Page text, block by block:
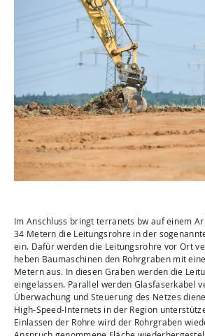
Im Anschluss bringt terranets bw auf einem
34 Metern die Leitungsrohre in der
ein. Dafür werden die Leitungsrohre vor Ort
heben Baumaschinen den Rohrgraben mit
Metern aus. In diesen Graben werden die
eingelassen. Parallel werden Glasfaserkabel
Überwachung und Steuerung des Netzes
High-Speed-Internets in der Region
Einlassen der Rohre wird der Rohrgraben